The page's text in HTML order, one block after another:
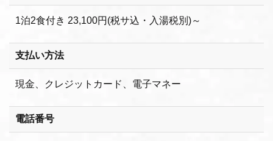
1泊2食付き 23,100円(税サ込・入湯税別)～
支払い方法
現金、クレジットカード、電子マネー
電話番号